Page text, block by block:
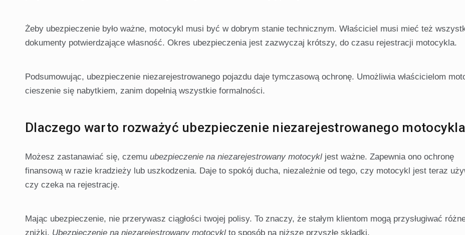
Żeby ubezpieczenie było ważne, motocykl musi być w dobrym stanie technicznym. Właściciel musi mieć też
dokumenty potwierdzające własność. Okres ubezpieczenia jest zazwyczaj krótszy, do czasu rejestracji motocykla.
Podsumowując, ubezpieczenie niezarejestrowanego pojazdu daje tymczasową ochronę. Umożliwia właścicielom
cieszenie się nabytkiem, zanim dopełnią wszystkie formalności.
Dlaczego warto rozważyć ubezpieczenie niezarejestrowanego
Możesz zastanawiać się, czemu ubezpieczenie na niezarejestrowany motocykl jest ważne. Zapewnia ono ochronę
finansową w razie kradzieży lub uszkodzenia. Daje to spokój ducha, niezależnie od tego, czy motocykl jest teraz
czy czeka na rejestrację.
Mając ubezpieczenie, nie przerywasz ciągłości twojej polisy. To znaczy, że stałym klientom mogą przysługiwać
zniżki. Ubezpieczenie na niezarejestrowany motocykl to sposób na niższe przyszłe składki.